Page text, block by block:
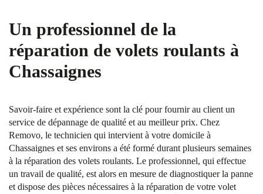
Un professionnel de la
réparation de volets roulants à
Chassaignes
Savoir-faire et expérience sont la clé pour fournir au client un
service de dépannage de qualité et au meilleur prix. Chez
Removo, le technicien qui intervient à votre domicile à
Chassaignes et ses environs a été formé durant plusieurs semaines
à la réparation des volets roulants. Le professionnel, qui effectue
un travail de qualité, est alors en mesure de diagnostiquer la panne
et dispose des pièces nécessaires à la réparation de votre volet